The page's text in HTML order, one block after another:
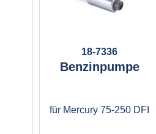
18-7336
Benzinpumpe
für Mercury 75-250 DFI